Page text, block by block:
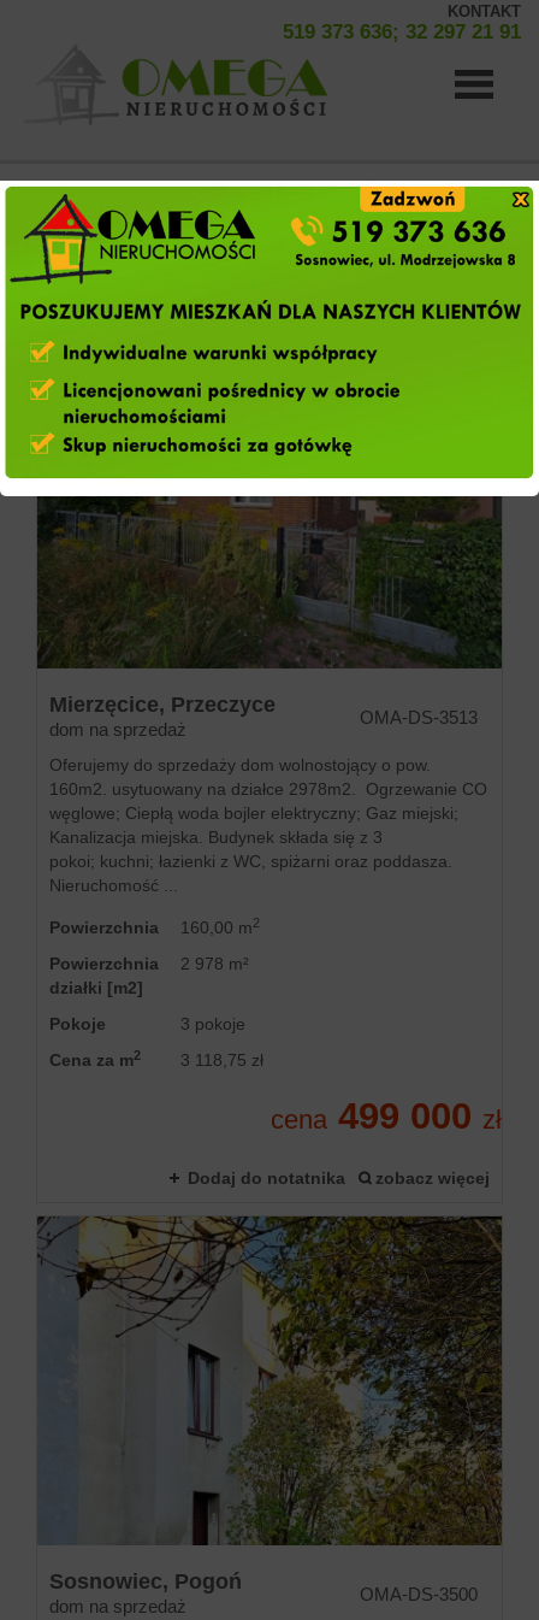
główna
Oferty
Zgłoś
ofertę
KONTAKT
519 373 636; 32 297 21 91
Lista ofert(45 ofert)
Mierzęcice, Przeczyce
dom na sprzedaż
OMA-DS-3513
Oferujemy do sprzedaży dom wolnostojący o pow.
160m2. usytuowany na działce 2978m2. Ogrzewanie CO
węglowe; Ciepłą woda bojler elektryczny; Gaz miejski;
Kanalizacja miejska. Budynek składa się z 3
pokoi; kuchni; łazienki z WC, spiżarni oraz poddasza.
Nieruchomość ...
Powierzchnia 160,00 m2
Powierzchnia
działki [m2]
2 978 m²
Pokoje
3 pokoje
Cena za m2 3 118,75 zł
cena 499 000 zł
Dodaj do notatnika zobacz więcej
Sosnowiec, Pogoń
dom na sprzedaż
OMA-DS-3500